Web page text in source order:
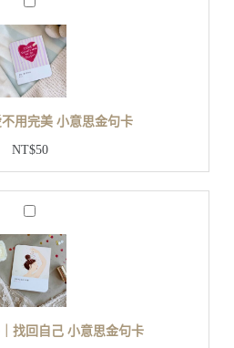
小
意
思
金
卡
u
s
t
｜
不
用
意
思
金
句
卡
用完美 小意思金句卡
NT$50
B
c
k
t
o
M
｜
找回自己 小意思金句卡